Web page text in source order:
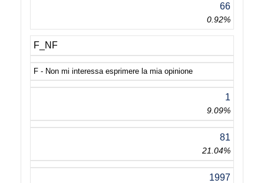
66
0.92%
F_NF
F - Non mi interessa esprimere la mia opinione
1
9.09%
81
21.04%
1997